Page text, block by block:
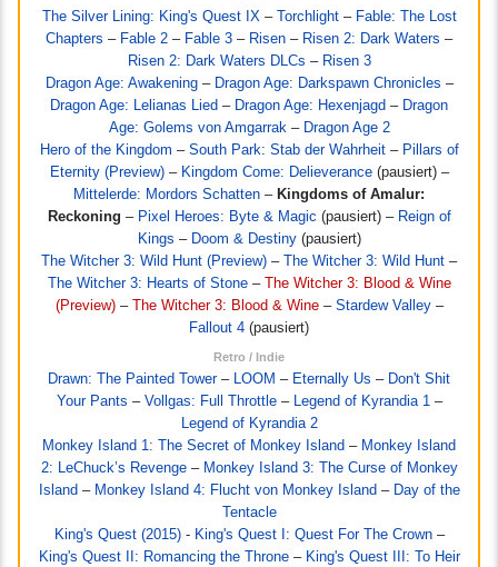
The Silver Lining: King's Quest IX– Torchlight– Fable: The Lost
Chapters – Fable 2 – Fable 3 – Risen – Risen 2: Dark Waters –
Risen 2: Dark Waters DLCs – Risen 3
Dragon Age: Awakening– Dragon Age: Darkspawn Chronicles –
Dragon Age: Lelianas Lied – Dragon Age: Hexenjagd – Dragon
Age: Golems von Amgarrak– Dragon Age 2
Hero of the Kingdom – South Park: Stab der Wahrheit– Pillars of
Eternity (Preview)– Kingdom Come: Delieverance(pausiert) –
Mittelerde: Mordors Schatten – Kingdoms of Amalur:
Reckoning – Pixel Heroes: Byte & Magic (pausiert) – Reign of
Kings – Doom & Destiny(pausiert)
The Witcher 3: Wild Hunt (Preview) – The Witcher 3: Wild Hunt –
The Witcher 3: Hearts of Stone–
The Witcher 3: Blood & Wine
(Preview)– The Witcher 3: Blood & Wine– Stardew Valley–
Fallout 4 (pausiert)
Retro / Indie
Drawn: The Painted Tower– LOOM – Eternally Us – Don't Shit
Your Pants – Vollgas: Full Throttle– Legend of Kyrandia 1–
Legend of Kyrandia 2
Monkey Island 1: The Secret of Monkey Island – Monkey Island
2: LeChuck’s Revenge– Monkey Island 3: The Curse of Monkey
Island – Monkey Island 4: Flucht von Monkey Island – Day of the
Tentacle
King's Quest (2015)- King's Quest I: Quest For The Crown–
King's Quest II: Romancing the Throne– King's Quest III: To Heir